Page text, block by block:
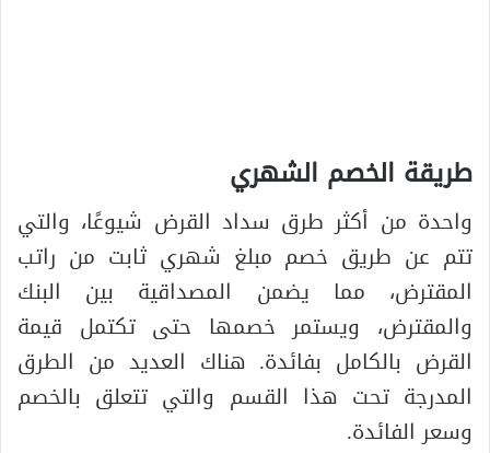
طريقة الخصم الشهري
واحدة من أكثر طرق سداد القرض شيوعًا، والتي
تتم عن طريق خصم مبلغ شهري ثابت من راتب
المقترض، مما يضمن المصداقية بين البنك
والمقترض، ويستمر خصمها حتى تكتمل قيمة
القرض بالكامل بفائدة. هناك العديد من الطرق
المدرجة تحت هذا القسم والتي تتعلق بالخصم
وسعر الفائدة.